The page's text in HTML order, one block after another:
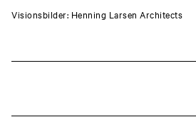
Visionsbilder: Henning Larsen Architects